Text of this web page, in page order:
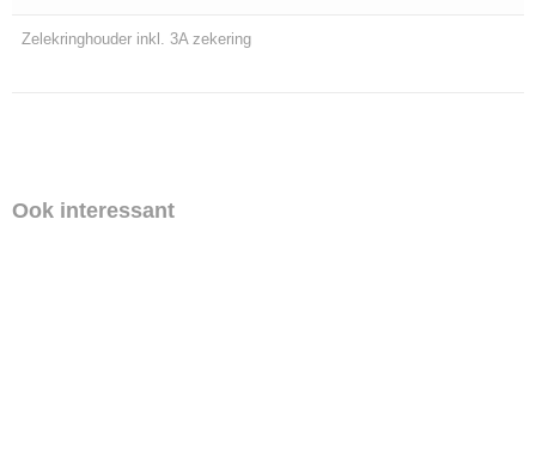
Zelekringhouder inkl. 3A zekering
Ook interessant